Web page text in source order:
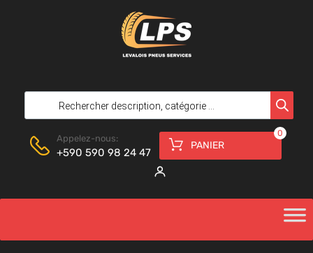
Appelez-nous:
+590 590 98 24 47
PANIER
0